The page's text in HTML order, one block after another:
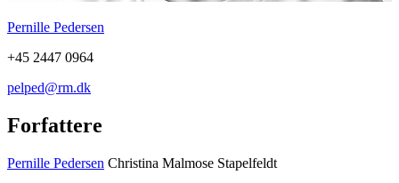
Pernille Pedersen
+45 2447 0964
pelped@rm.dk
Forfattere
Pernille Pedersen Christina Malmose Stapelfeldt